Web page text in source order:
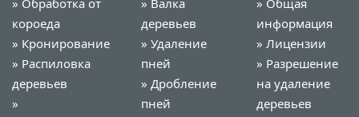
короеда
» Кронирование
» Распиловка
деревьев
»
деревьев
» Удаление
пней
» Дробление
пней
информация
» Лицензии
» Разрешение
на удаление
деревьев